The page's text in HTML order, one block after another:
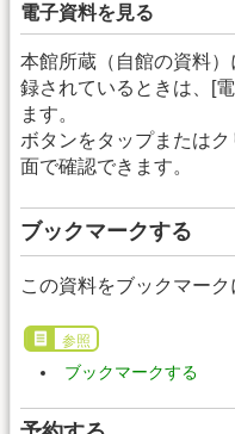
電子資料を見る
本館所蔵（自館の資料
録されているときは、[
ます。
ボタンをタップまたは
面で確認できます。
ブックマークする
この資料をブックマーク
参照
ブックマークする